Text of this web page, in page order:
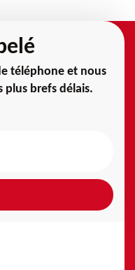
téléphone et nous
plus brefs délais.